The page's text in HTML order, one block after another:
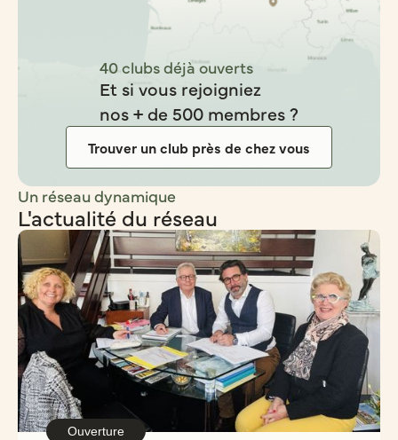
40 clubs déjà ouverts
Et si vous rejoigniez
nos + de 500 membres ?
Trouver un club près de chez vous
Un réseau dynamique
L'actualité du réseau
Ouverture